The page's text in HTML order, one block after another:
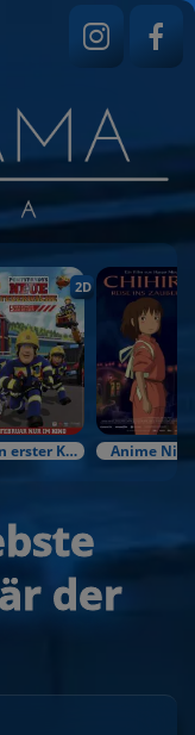
2D
Mein erster Kinobesuch Anime
der